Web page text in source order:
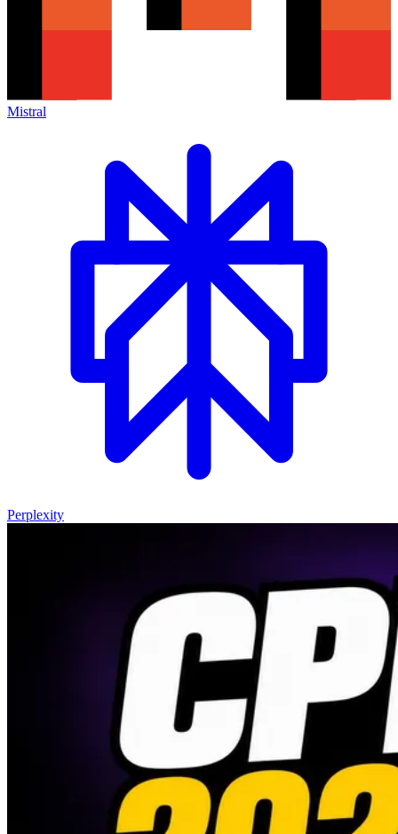
Mistral
Perplexity